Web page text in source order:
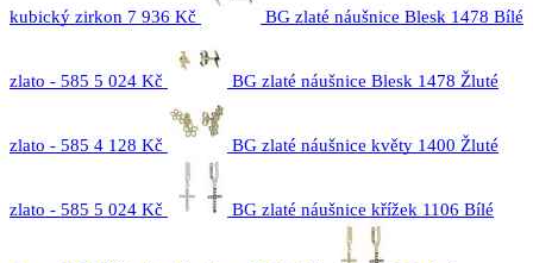
kubický zirkon 7 936 Kč BG zlaté náušnice Blesk 1478 Bílé
zlato - 585 5 024 Kč BG zlaté náušnice Blesk 1478 Žluté
zlato - 585 4 128 Kč BG zlaté náušnice květy 1400 Žluté
zlato - 585 5 024 Kč BG zlaté náušnice křížek 1106 Bílé